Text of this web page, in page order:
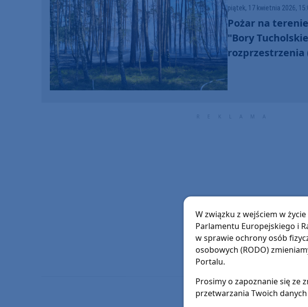
piątek, 17 kwietnia 2026,
Pożar na
"Bory
rozprzestrzenia
W związku z wejściem w
Parlamentu Europejskiego i
w sprawie ochrony osób
osobowych (RODO)
Portalu.
Prosimy o zapoznanie się ze
przetwarzania Twoich